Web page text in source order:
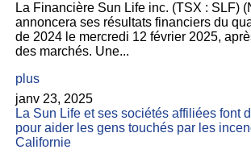
La Financière Sun Life inc. (TSX : SLF)
annoncera ses résultats financiers du
de 2024 le mercredi 12 février 2025,
des marchés. Une...
plus
janv 23, 2025
La Sun Life et ses sociétés affiliées font
pour aider les gens touchés par les
Californie